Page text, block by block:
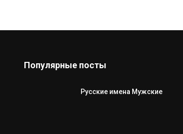
Популярные посты
Русские имена Мужские